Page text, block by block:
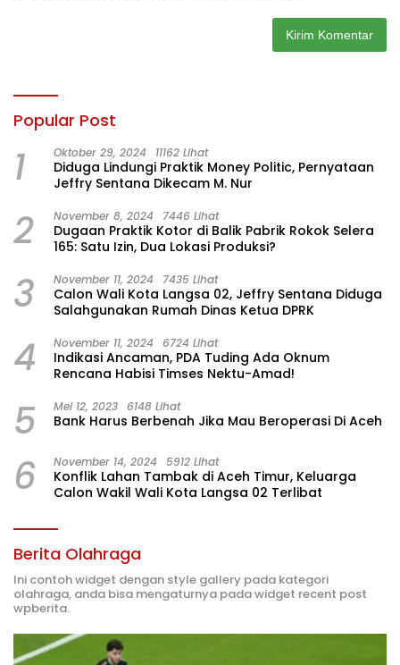
Popular Post
1 Oktober 29, 2024 11162 Lihat
Diduga Lindungi Praktik Money Politic, Pernyataan
Jeffry Sentana Dikecam M. Nur
2 November 8, 2024 7446 Lihat
Dugaan Praktik Kotor di Balik Pabrik Rokok Selera
165: Satu Izin, Dua Lokasi Produksi?
3 November 11, 2024 7435 Lihat
Calon Wali Kota Langsa 02, Jeffry Sentana Diduga
Salahgunakan Rumah Dinas Ketua DPRK
4 November 11, 2024 6724 Lihat
Indikasi Ancaman, PDA Tuding Ada Oknum
Rencana Habisi Timses Nektu-Amad!
5 Mei 12, 2023 6148 Lihat
Bank Harus Berbenah Jika Mau Beroperasi Di Aceh
6 November 14, 2024 5912 Lihat
Konflik Lahan Tambak di Aceh Timur, Keluarga
Calon Wakil Wali Kota Langsa 02 Terlibat
Berita Olahraga
Ini contoh widget dengan style gallery pada kategori
olahraga, anda bisa mengaturnya pada widget recent post
wpberita.